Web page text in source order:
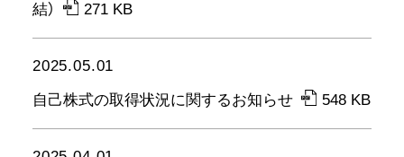
結）
271 KB
2025.05.01
自己株式の取得状況に関するお知らせ
548 KB